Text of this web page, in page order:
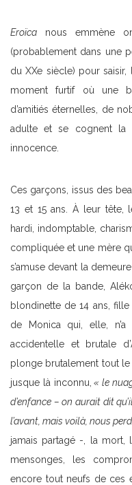
Eroïca nous emmène
(probablement dans une
du XXe siècle) pour
moment furtif où une
d’amitiés éternelles, de
adulte et se cognent la
innocence.
Ces garçons, issus des
13 et 15 ans. À leur tête,
hardi, indomptable,
compliquée et une mère
s’amuse devant la
garçon de la bande,
blondinette de 14 ans,
de Monica qui, elle,
accidentelle et brutale
plonge brutalement tout
jusque là inconnu, « le
d’enfance – on aurait dit
l’avant, mais voilà, nous
jamais partagé -, la mort,
mensonges, les
encore tout neufs de ces